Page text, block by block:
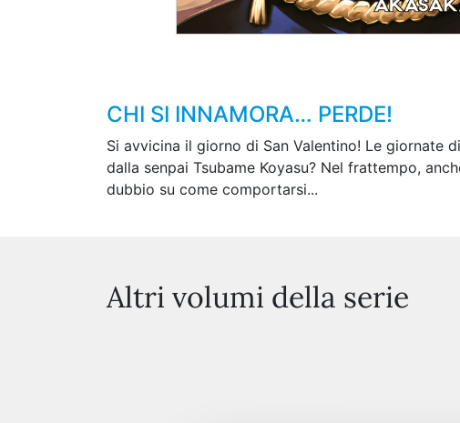
CHI SI INNAMORA… PERDE!
Si avvicina il giorno di San Valentino! Le giornate
dalla senpai Tsubame Koyasu? Nel frattempo,
dubbio su come comportarsi...
Altri volumi della serie